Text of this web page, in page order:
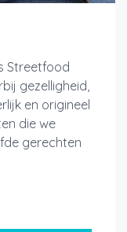
Streetfood
gezelligheid,
en origineel
die we
gerechten